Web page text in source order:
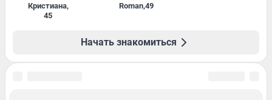
Кристиана,
45
Roman,49
Начать знакомиться